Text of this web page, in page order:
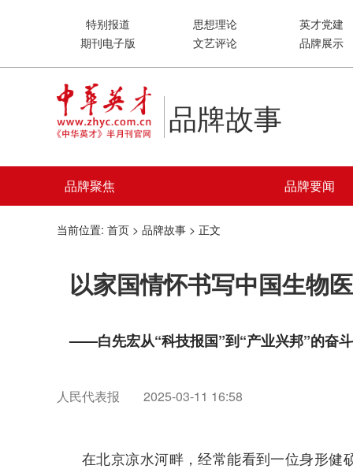
特别报道 思想理论
英才党建
期刊电子版
文艺评论 品牌展示
品牌故事
品牌聚焦 品牌要闻
当前位置: 首页 > 品牌故事 > 正文
以家国情怀书写中国生物
——白先宏从“科技报国”到“产业兴邦”的奋
人民代表报 2025-03-11 16:58
在北京凉水河畔，经常能看到一位身形健